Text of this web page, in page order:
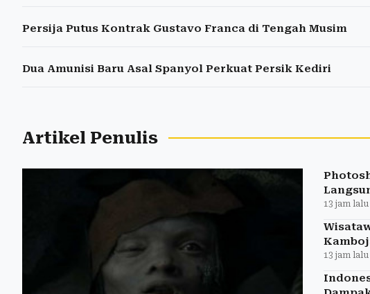
Persija Putus Kontrak Gustavo Franca di Tengah Musim
Dua Amunisi Baru Asal Spanyol Perkuat Persik Kediri
Artikel Penulis
13 jam lalu
13 jam lalu